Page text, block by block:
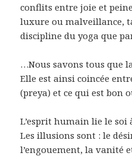
conflits entre joie et
luxure ou malveillance,
discipline du yoga que
…Nous savons tous que
Elle est ainsi coincée
(preya) et ce qui est bon
L’esprit humain lie le soi
Les illusions sont : le
l’engouement, la vanité